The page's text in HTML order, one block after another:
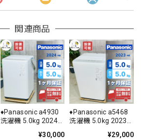
関連商品
♦️Panasonic a4930
洗濯機 5.0kg 2024
¥30,000
♦️Panasonic a5468
洗濯機 5.0kg 2023
¥29,000